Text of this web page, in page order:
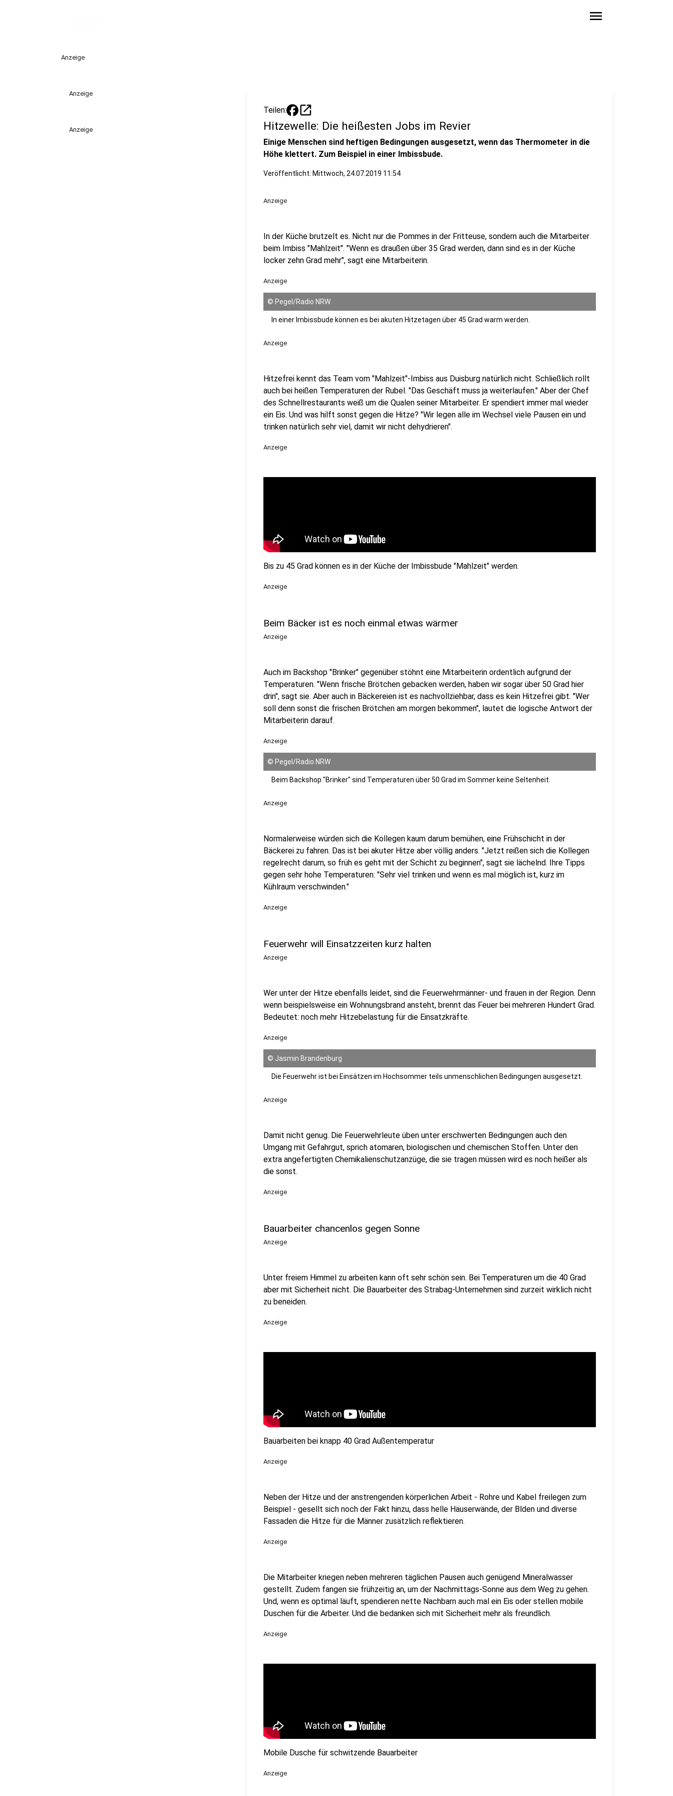
menu
Anzeige
Anzeige
Anzeige
Teilen: open_in_new
Hitzewelle: Die heißesten Jobs im Revier
Einige Menschen sind heftigen Bedingungen ausgesetzt, wenn das Thermometer in die
Höhe klettert. Zum Beispiel in einer Imbissbude.
Veröffentlicht: Mittwoch, 24.07.2019 11:54
Anzeige
In der Küche brutzelt es. Nicht nur die Pommes in der Fritteuse, sondern auch die Mitarbeiter
beim Imbiss "Mahlzeit". "Wenn es draußen über 35 Grad werden, dann sind es in der Küche
locker zehn Grad mehr", sagt eine Mitarbeiterin.
Anzeige
© Pegel/Radio NRW
In einer Imbissbude können es bei akuten Hitzetagen über 45 Grad warm werden.
Anzeige
Hitzefrei kennt das Team vom "Mahlzeit"-Imbiss aus Duisburg natürlich nicht. Schließlich rollt
auch bei heißen Temperaturen der Rubel. "Das Geschäft muss ja weiterlaufen." Aber der Chef
des Schnellrestaurants weiß um die Qualen seiner Mitarbeiter. Er spendiert immer mal wieder
ein Eis. Und was hilft sonst gegen die Hitze? "Wir legen alle im Wechsel viele Pausen ein und
trinken natürlich sehr viel, damit wir nicht dehydrieren".
Anzeige
Bis zu 45 Grad können es in der Küche der Imbissbude "Mahlzeit" werden.
Anzeige
Beim Bäcker ist es noch einmal etwas wärmer
Anzeige
Auch im Backshop "Brinker" gegenüber stöhnt eine Mitarbeiterin ordentlich aufgrund der
Temperaturen. "Wenn frische Brötchen gebacken werden, haben wir sogar über 50 Grad hier
drin", sagt sie. Aber auch in Bäckereien ist es nachvollziehbar, dass es kein Hitzefrei gibt. "Wer
soll denn sonst die frischen Brötchen am morgen bekommen", lautet die logische Antwort der
Mitarbeiterin darauf.
Anzeige
© Pegel/Radio NRW
Beim Backshop "Brinker" sind Temperaturen über 50 Grad im Sommer keine Seltenheit.
Anzeige
Normalerweise würden sich die Kollegen kaum darum bemühen, eine Frühschicht in der
Bäckerei zu fahren. Das ist bei akuter Hitze aber völlig anders. "Jetzt reißen sich die Kollegen
regelrecht darum, so früh es geht mit der Schicht zu beginnen", sagt sie lächelnd. Ihre Tipps
gegen sehr hohe Temperaturen: "Sehr viel trinken und wenn es mal möglich ist, kurz im
Kühlraum verschwinden."
Anzeige
Feuerwehr will Einsatzzeiten kurz halten
Anzeige
Wer unter der Hitze ebenfalls leidet, sind die Feuerwehrmänner- und frauen in der Region. Denn
wenn beispielsweise ein Wohnungsbrand ansteht, brennt das Feuer bei mehreren Hundert Grad.
Bedeutet: noch mehr Hitzebelastung für die Einsatzkräfte.
Anzeige
© Jasmin Brandenburg
Die Feuerwehr ist bei Einsätzen im Hochsommer teils unmenschlichen Bedingungen ausgesetzt.
Anzeige
Damit nicht genug. Die Feuerwehrleute üben unter erschwerten Bedingungen auch den
Umgang mit Gefahrgut, sprich atomaren, biologischen und chemischen Stoffen. Unter den
extra angefertigten Chemikalienschutzanzüge, die sie tragen müssen wird es noch heißer als
die sonst.
Anzeige
Bauarbeiter chancenlos gegen Sonne
Anzeige
Unter freiem Himmel zu arbeiten kann oft sehr schön sein. Bei Temperaturen um die 40 Grad
aber mit Sicherheit nicht. Die Bauarbeiter des Strabag-Unternehmen sind zurzeit wirklich nicht
zu beneiden.
Anzeige
Bauarbeiten bei knapp 40 Grad Außentemperatur
Anzeige
Neben der Hitze und der anstrengenden körperlichen Arbeit - Rohre und Kabel freilegen zum
Beispiel - gesellt sich noch der Fakt hinzu, dass helle Häuserwände, der Blden und diverse
Fassaden die Hitze für die Männer zusätzlich reflektieren.
Anzeige
Die Mitarbeiter kriegen neben mehreren täglichen Pausen auch genügend Mineralwasser
gestellt. Zudem fangen sie frühzeitig an, um der Nachmittags-Sonne aus dem Weg zu gehen.
Und, wenn es optimal läuft, spendieren nette Nachbarn auch mal ein Eis oder stellen mobile
Duschen für die Arbeiter. Und die bedanken sich mit Sicherheit mehr als freundlich.
Anzeige
Mobile Dusche für schwitzende Bauarbeiter
Anzeige